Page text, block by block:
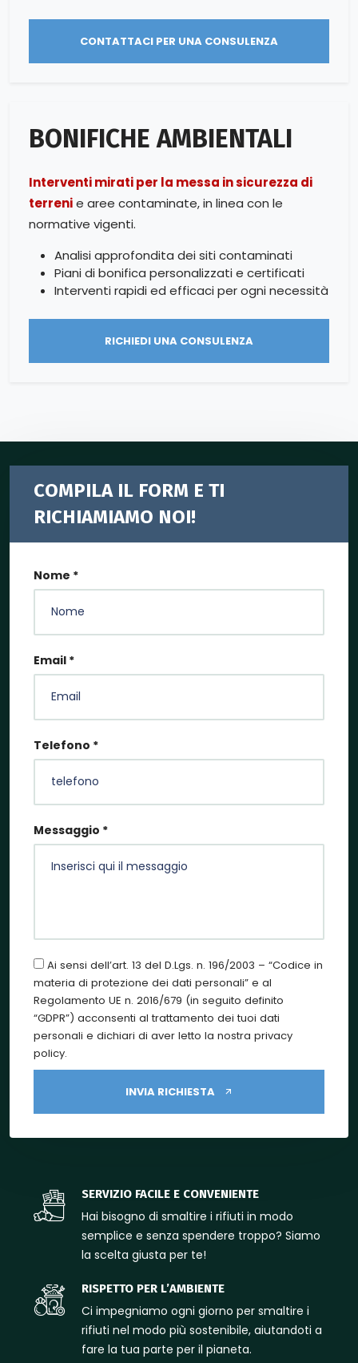
CONTATTACI PER UNA CONSULENZA
BONIFICHE AMBIENTALI
Interventi mirati per la messa in sicurezza di
terrenie aree contaminate, in linea con le
normative vigenti.
Analisi approfondita dei siti contaminati
Piani di bonifica personalizzati e certificati
Interventi rapidi ed efficaci per ogni necessità
RICHIEDI UNA CONSULENZA
COMPILA IL FORM E TI
RICHIAMIAMO NOI!
Nome *
Email *
Telefono *
Messaggio *
Ai sensi dell’art. 13 del D.Lgs. n. 196/2003 – “Codice in
materia di protezione dei dati personali” e al
Regolamento UE n. 2016/679 (in seguito definito
“GDPR”) acconsenti al trattamento dei tuoi dati
personali e dichiari di aver letto la nostra privacy
policy.
INVIA RICHIESTA
SERVIZIO FACILE E CONVENIENTE
Hai bisogno di smaltire i rifiuti in modo
semplice e senza spendere troppo? Siamo
la scelta giusta per te!
RISPETTO PER L’AMBIENTE
Ci impegniamo ogni giorno per smaltire i
rifiuti nel modo più sostenibile, aiutandoti a
fare la tua parte per il pianeta.